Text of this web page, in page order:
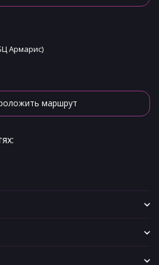
Армарис)
маршрут